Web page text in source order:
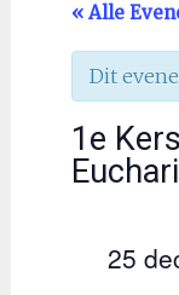
« Alle
Dit
1e
25